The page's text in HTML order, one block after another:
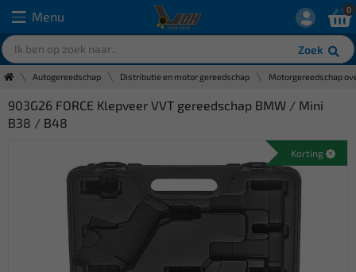
Menu
Zoek
0
Autogereedschap Distributie en motor gereedschap Motorgereedschap
903G26 FORCE Klepveer VVT gereedschap BMW / Mini
B38 / B48
Korting